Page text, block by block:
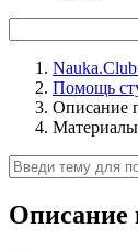
Помощь
Описание
Материалы
Описание